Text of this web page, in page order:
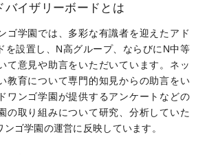
バイザリーボードとは
ゴ学園では、多彩な有識者を迎えたアド
を設置し、N高グループ、ならびにN中等
て意見や助言をいただいています。ネッ
教育について専門的知見からの助言をい
ワンゴ学園が提供するアンケートなどの
の取り組みについて研究、分析していた
ゴ学園の運営に反映しています。